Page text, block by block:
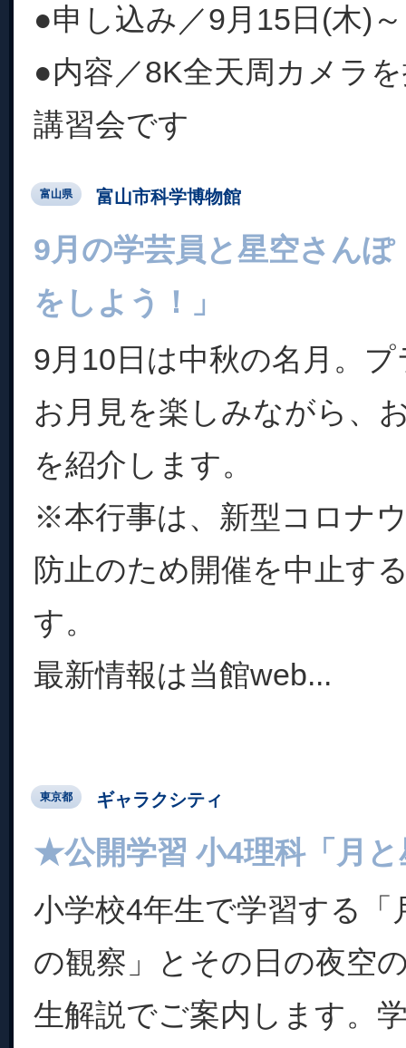
●申し込み／9月15日(木)
●内容／8K全天周カメラ
講習会です
富山県 富山市科学博物館
9月の学芸員と星空さんぽ
をしよう！」
9月10日は中秋の名月。
お月見を楽しみながら、
を紹介します。
※本行事は、新型コロナ
防止のため開催を中止す
す。
最新情報は当館web...
東京都 ギャラクシティ
★公開学習 小4理科「月と
小学校4年生で学習する「
の観察」とその日の夜空
生解説でご案内します。